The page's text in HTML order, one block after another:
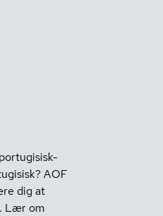
AOF
dig at
Lær om